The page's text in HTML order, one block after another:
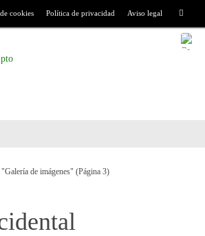
cookies Política de privacidad Aviso legal
de imágenes" (Página 3)